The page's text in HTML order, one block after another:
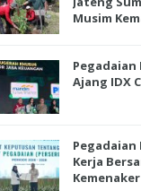
Musim
Pegadaian
Ajang IDX
Pegadaian
Kerja
Kemenaker